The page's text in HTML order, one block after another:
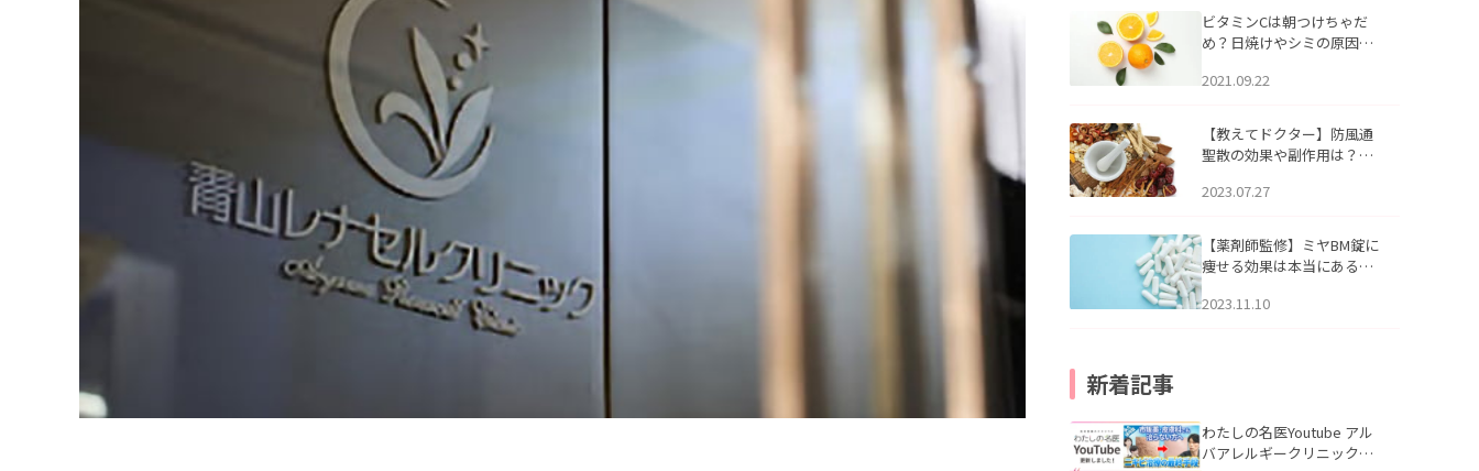
ビタミンCは朝つけちゃだ
め？日焼けやシミの原因に
2021.09.22
【教えてドクター】防風通
聖散の効果や副作用は？長
2023.07.27
【薬剤師監修】ミヤBM錠に
痩せる効果は本当にある
2023.11.10
新着記事
わたしの名医Youtube アル
バアレルギークリニック札